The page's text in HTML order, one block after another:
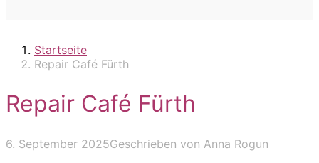
Startseite
Repair Café Fürth
Repair Café Fürth
6. September 2025Geschrieben von Anna Rogun